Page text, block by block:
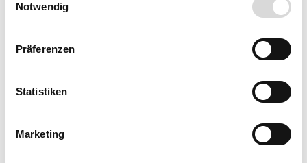
Notwendig
Präferenzen
Statistiken
Marketing
SCHLAFZIMMER
DORMITORIOS
CUARTO DE BAÑO RPINCIPAL